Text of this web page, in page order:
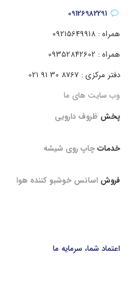
09126982291
همراه : 09215649918
همراه : 09352842602
دفتر مرکزی : 8767 30 91 021
وب سایت های ما
پخش ظروف دارویی
خدماتچاپ روی شیشه
فروش اسانس خوشبو کننده هوا
اعتماد شما، سرمایه ما